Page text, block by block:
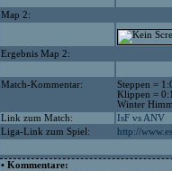
Map 2:
Ergebnis Map 2:
Match-Kommentar:
Steppen =
Klippen =
Winter
Link zum Match:
IsF vs ANV
Liga-Link zum Spiel:
http://
• Kommentare: